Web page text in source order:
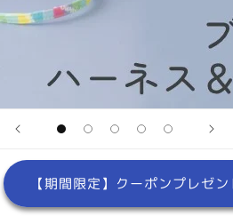
【期間限定】クーポンプレゼン